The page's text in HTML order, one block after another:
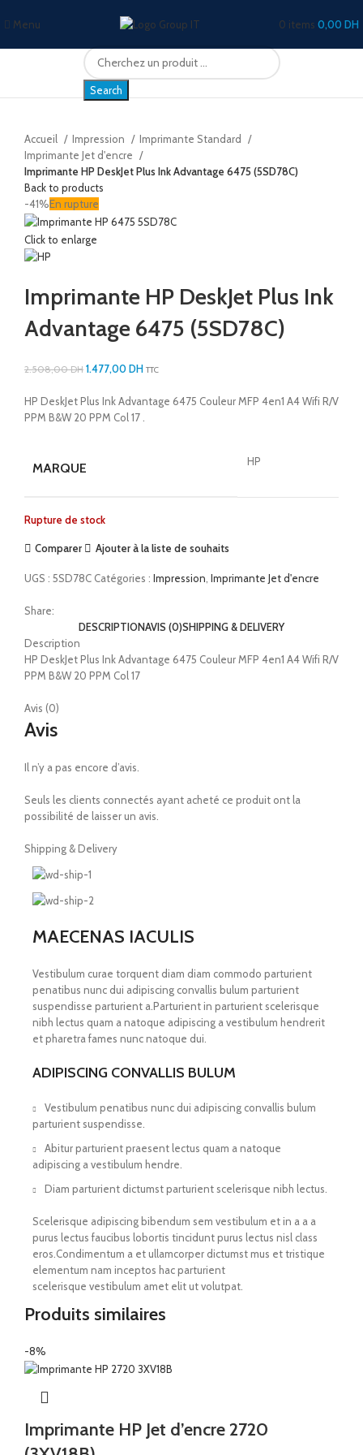
Menu 0 items 0,00 DH
Search
Accueil Impression
Imprimante Standard
Imprimante Jet d'encre
Imprimante HP DeskJet Plus Ink Advantage 6475 (5SD78C)
Back to products
-41%En rupture
Click to enlarge
Imprimante HP DeskJet Plus Ink
Advantage 6475 (5SD78C)
2.508,00DH 1.477,00DH TTC
HP DeskJet Plus Ink Advantage 6475 Couleur MFP 4en1 A4 Wifi R/V
PPM B&W 20 PPM Col 17 .
MARQUE HP
Rupture de stock
Comparer Ajouter à la liste de souhaits
UGS : 5SD78C Catégories : Impression, Imprimante Jet d'encre
Share:
DESCRIPTIONAVIS (0)SHIPPING & DELIVERY
Description
HP DeskJet Plus Ink Advantage 6475 Couleur MFP 4en1 A4 Wifi R/V
PPM B&W 20 PPM Col 17
Avis (0)
Avis
Il n’y a pas encore d’avis.
Seuls les clients connectés ayant acheté ce produit ont la
possibilité de laisser un avis.
Shipping & Delivery
MAECENAS IACULIS
Vestibulum curae torquent diam diam commodo parturient
penatibus nunc dui adipiscing convallis bulum parturient
suspendisse parturient a.Parturient in parturient scelerisque
nibh lectus quam a natoque adipiscing a vestibulum hendrerit
et pharetra fames nunc natoque dui.
ADIPISCING CONVALLIS BULUM
Vestibulum penatibus nunc dui adipiscing convallis bulum
parturient suspendisse.
Abitur parturient praesent lectus quam a natoque
adipiscing a vestibulum hendre.
Diam parturient dictumst parturient scelerisque nibh lectus.
Scelerisque adipiscing bibendum sem vestibulum et in a a a
purus lectus faucibus lobortis tincidunt purus lectus nisl class
eros.Condimentum a et ullamcorper dictumst mus et tristique
elementum nam inceptos hac parturient
scelerisque vestibulum amet elit ut volutpat.
Produits similaires
-8%
Imprimante HP Jet d’encre 2720